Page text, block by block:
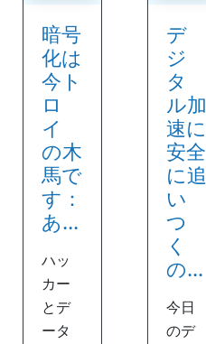
暗号
化は
今ト
ロ
イ
の木
馬で
す：
あ...
ハッ
カー
とデ
ータ
デ
ジ
タ
ル加
速に
安全
に追
い
つ
く
の...
今日
のデ